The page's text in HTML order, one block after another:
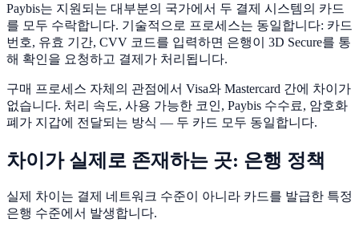
Paybis는 지원되는 대부분의 국가에서 두 결제 시스템의 카드
를 모두 수락합니다. 기술적으로 프로세스는 동일합니다: 카드
번호, 유효 기간, CVV 코드를 입력하면 은행이 3D Secure를 통
해 확인을 요청하고 결제가 처리됩니다.
구매 프로세스 자체의 관점에서 Visa와 Mastercard 간에 차이가
없습니다. 처리 속도, 사용 가능한 코인, Paybis 수수료, 암호화
폐가 지갑에 전달되는 방식 — 두 카드 모두 동일합니다.
차이가 실제로 존재하는 곳: 은행 정책
실제 차이는 결제 네트워크 수준이 아니라 카드를 발급한 특정
은행 수준에서 발생합니다.